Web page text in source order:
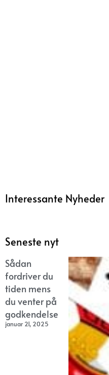
Interessante Nyheder
Seneste nyt
Sådan
fordriver du
tiden mens
du venter på
godkendelse
januar 21, 2025